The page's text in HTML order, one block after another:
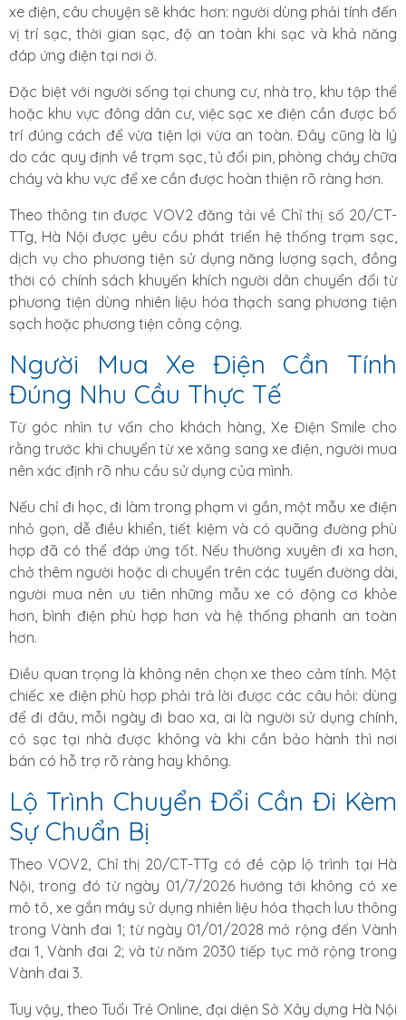
xe điện, câu chuyện sẽ khác hơn: người dùng phải tính đến
vị trí sạc, thời gian sạc, độ an toàn khi sạc và khả năng
đáp ứng điện tại nơi ở.
Đặc biệt với người sống tại chung cư, nhà trọ, khu tập thể
hoặc khu vực đông dân cư, việc sạc xe điện cần được bố
trí đúng cách để vừa tiện lợi vừa an toàn. Đây cũng là lý
do các quy định về trạm sạc, tủ đổi pin, phòng cháy chữa
cháy và khu vực để xe cần được hoàn thiện rõ ràng hơn.
Theo thông tin được VOV2 đăng tải về Chỉ thị số 20/CT-
TTg, Hà Nội được yêu cầu phát triển hệ thống trạm sạc,
dịch vụ cho phương tiện sử dụng năng lượng sạch, đồng
thời có chính sách khuyến khích người dân chuyển đổi từ
phương tiện dùng nhiên liệu hóa thạch sang phương tiện
sạch hoặc phương tiện công cộng.
Người Mua Xe Điện Cần Tính
Đúng Nhu Cầu Thực Tế
Từ góc nhìn tư vấn cho khách hàng, Xe Điện Smile cho
rằng trước khi chuyển từ xe xăng sang xe điện, người mua
nên xác định rõ nhu cầu sử dụng của mình.
Nếu chỉ đi học, đi làm trong phạm vi gần, một mẫu xe điện
nhỏ gọn, dễ điều khiển, tiết kiệm và có quãng đường phù
hợp đã có thể đáp ứng tốt. Nếu thường xuyên đi xa hơn,
chở thêm người hoặc di chuyển trên các tuyến đường dài,
người mua nên ưu tiên những mẫu xe có động cơ khỏe
hơn, bình điện phù hợp hơn và hệ thống phanh an toàn
hơn.
Điều quan trọng là không nên chọn xe theo cảm tính. Một
chiếc xe điện phù hợp phải trả lời được các câu hỏi: dùng
để đi đâu, mỗi ngày đi bao xa, ai là người sử dụng chính,
có sạc tại nhà được không và khi cần bảo hành thì nơi
bán có hỗ trợ rõ ràng hay không.
Lộ Trình Chuyển Đổi Cần Đi Kèm
Sự Chuẩn Bị
Theo VOV2, Chỉ thị 20/CT-TTg có đề cập lộ trình tại Hà
Nội, trong đó từ ngày 01/7/2026 hướng tới không có xe
mô tô, xe gắn máy sử dụng nhiên liệu hóa thạch lưu thông
trong Vành đai 1; từ ngày 01/01/2028 mở rộng đến Vành
đai 1, Vành đai 2; và từ năm 2030 tiếp tục mở rộng trong
Vành đai 3.
Tuy vậy, theo Tuổi Trẻ Online, đại diện Sở Xây dựng Hà Nội